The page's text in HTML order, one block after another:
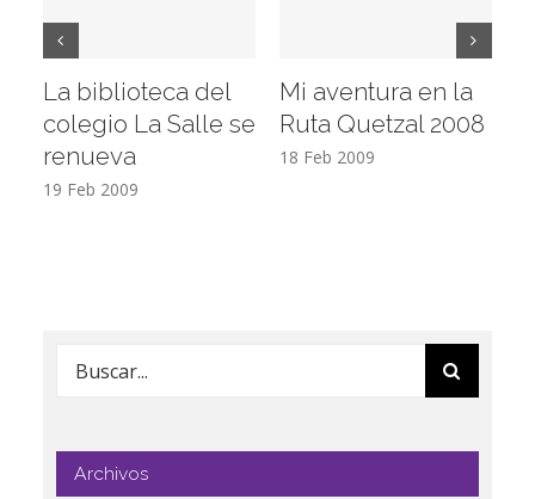
La biblioteca del
colegio La Salle se
renueva
19 Feb 2009
Mi aventura en la
Ruta Quetzal 2008
18 Feb 2009
Buscar:
Archivos